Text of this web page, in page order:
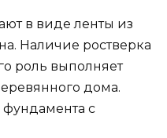
в виде ленты из
Наличие ростверка
роль выполняет
дома.
фундамента с